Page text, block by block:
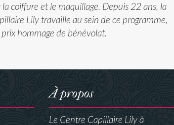
coiffure et le maquillage. Depuis 22 ans, la
Lily travaille au sein de ce programme,
hommage de bénévolat.
À propos
Le Centre Capillaire Lily à